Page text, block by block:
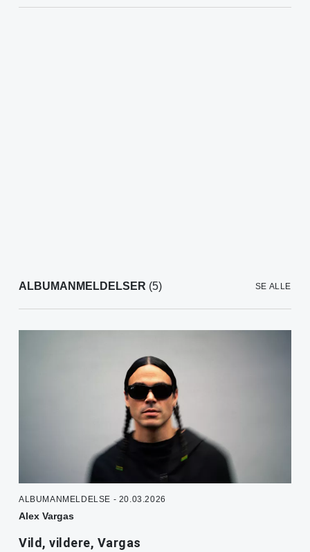
ALBUMANMELDELSER (5) SE ALLE
ALBUMANMELDELSE - 20.03.2026
Alex Vargas
Vild, vildere, Vargas